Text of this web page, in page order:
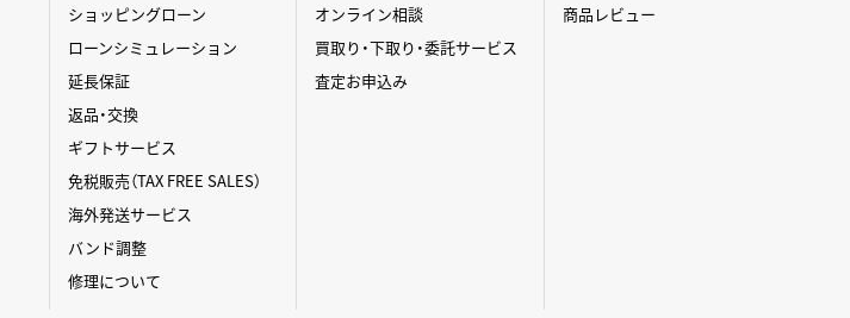
ショッピングローン
ローンシミュレーション
延長保証
返品・交換
ギフトサービス
免税販売（TAX FREE SALES）
海外発送サービス
バンド調整
修理について
オンライン相談
買取り・下取り・委託サービス
査定お申込み
商品レビュー